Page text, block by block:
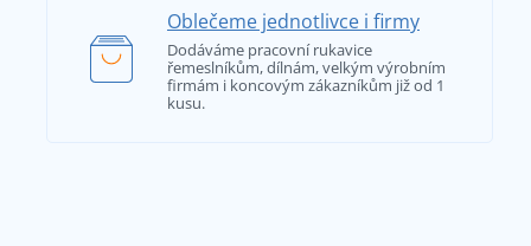
Oblečeme jednotlivce i firmy
Dodáváme pracovní rukavice
řemeslníkům, dílnám, velkým výrobním
firmám i koncovým zákazníkům již od 1
kusu.